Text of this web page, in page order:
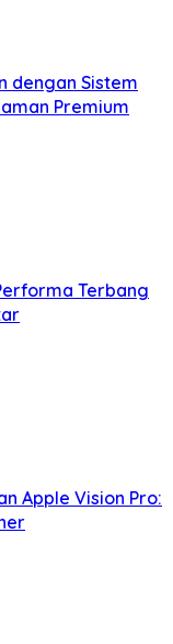
dengan Sistem
Premium
Terbang
Apple Vision Pro: